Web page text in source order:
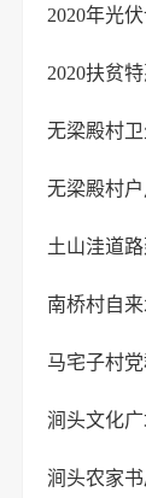
2020年光
2020扶贫
无梁殿村
无梁殿村
土山洼道
南桥村自
马宅子村
涧头文化
涧头农家